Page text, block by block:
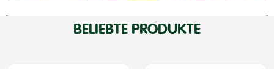
BELIEBTE PRODUKTE